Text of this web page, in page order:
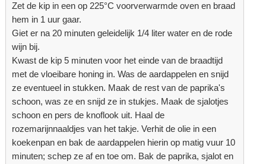
Zet de kip in een op 225°C voorverwarmde oven en braad
hem in 1 uur gaar.
Giet er na 20 minuten geleidelijk 1/4 liter water en de rode
wijn bij.
Kwast de kip 5 minuten voor het einde van de braadtijd
met de vloeibare honing in. Was de aardappelen en snijd
ze eventueel in stukken. Maak de rest van de paprika's
schoon, was ze en snijd ze in stukjes. Maak de sjalotjes
schoon en pers de knoflook uit. Haal de
rozemarijnnaaldjes van het takje. Verhit de olie in een
koekenpan en bak de aardappelen hierin op matig vuur 10
minuten; schep ze af en toe om. Bak de paprika, sjalot en